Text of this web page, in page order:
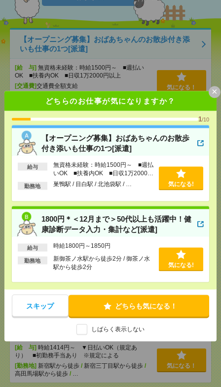
どちらのお仕事が気になりますか？
1/10
【オープニング募集】おばあちゃんのお散歩
付き添いも仕事の1つ[派遣]
給与
無資格未経験：時給1500円～ ■週払
いOK ■扶養内OK ■日収1万2000円
以上
勤務地 巣鴨駅 / 目白駅 / 北池袋駅 / … 気になる!
1800円＊＜12月まで＞50代以上も活躍中！健
康診断データ入力・集計など[派遣]
給与 時給1800円～1850円
勤務地
新御茶ノ水駅から徒歩2分 / 御茶ノ水
駅から徒歩2分
気になる!
スキップ どちらも気になる！
しばらく表示しない
×
【オープニング募集】おばあちゃんのお散歩付き添
いも仕事の1つ[派遣]
[給 与] 無資格未経験：時給1500円～ ■週払い
OK ■扶養内OK ■日収1万2000円以上
[交通費]交通費全額支給
巣鴨駅 目白駅 / 北池袋駅 / …
気になる！
1800円＊＜12月まで＞50代以上も活躍中！健康診断
データ入力・集計など[派遣]
[給 与]
時給1800円～1850円
[勤務地]新御茶ノ水駅から徒歩2分 /御茶ノ水駅か
気になる！
【在宅勤務OK】時給3000円！10～16時＊残業ほぼな
し▼新日本橋で一般事務[派遣]
[給 与] 時給3000円 月収例 30万円 時給3000円×
りません。※給与即受取りサービス利用可（利用条
[交通費] 1ヶ月3万円を上限として実費支給
気になる！
【シフト自由・現金手渡しOK】iPhoneなどスマホの
充電を繋げるだけ！[派遣]
[給 与] 時給1414円～ ▼日払いOK（規定あ
り） ■初勤務手当あり ※規定による
[勤務地] 新宿駅から徒歩 / 新宿三丁目駅から徒歩 /
高田馬場駅から徒歩 / …
気になる！